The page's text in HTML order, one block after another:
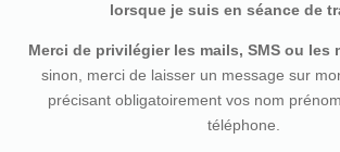
lorsque je suis en séance de
Merci de privilégier les mails, SMS ou les
sinon, merci de laisser un message sur
précisant obligatoirement vos nom
téléphone.